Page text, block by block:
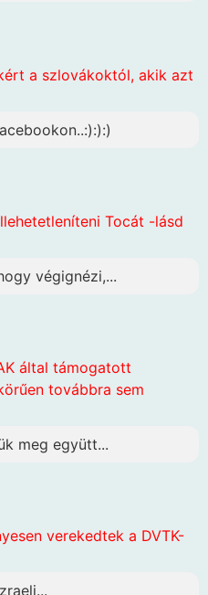
a szlovákoktól, akik azt
Tocát -lásd
végignézi,...
által támogatott
továbbra sem
meg együtt...
verekedtek a DVTK-